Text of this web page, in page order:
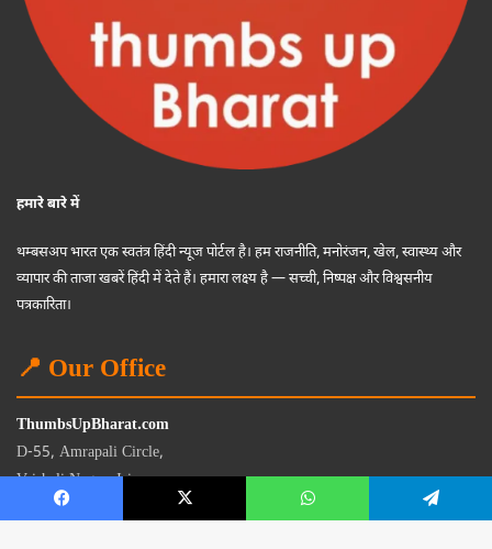
हमारे बारे में
थम्बसअप भारत एक स्वतंत्र हिंदी न्यूज पोर्टल है। हम राजनीति, मनोरंजन, खेल, स्वास्थ्य और
व्यापार की ताजा खबरें हिंदी में देते हैं। हमारा लक्ष्य है — सच्ची, निष्पक्ष और विश्वसनीय
पत्रकारिता।
📍 Our Office
ThumbsUpBharat.com
D-55, Amrapali Circle,
Vaishali Nagar, Jaipur
Rajasthan - 302021